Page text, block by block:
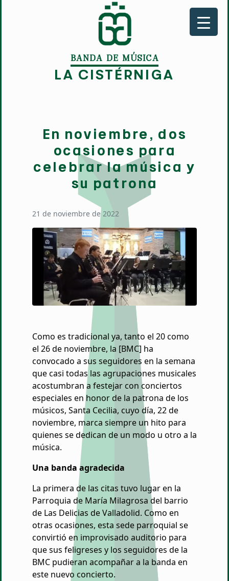
BANDA DE MÚSICA
LA CISTÉRNIGA
En noviembre, dos
ocasiones para
celebrar la música y
su patrona
21 de noviembre de 2022
Como es tradicional ya, tanto el 20 como
el 26 de noviembre, la [BMC] ha
convocado a sus seguidores en la semana
que casi todas las agrupaciones musicales
acostumbran a festejar con conciertos
especiales en honor de la patrona de los
músicos, Santa Cecilia, cuyo día, 22 de
noviembre, marca siempre un hito para
quienes se dedican de un modo u otro a la
música.
Una banda agradecida
La primera de las citas tuvo lugar en la
Parroquia de María Milagrosa del barrio
de Las Delicias de Valladolid. Como en
otras ocasiones, esta sede parroquial se
convirtió en improvisado auditorio para
que sus feligreses y los seguidores de la
BMC pudieran acompañar a la banda en
este nuevo concierto.